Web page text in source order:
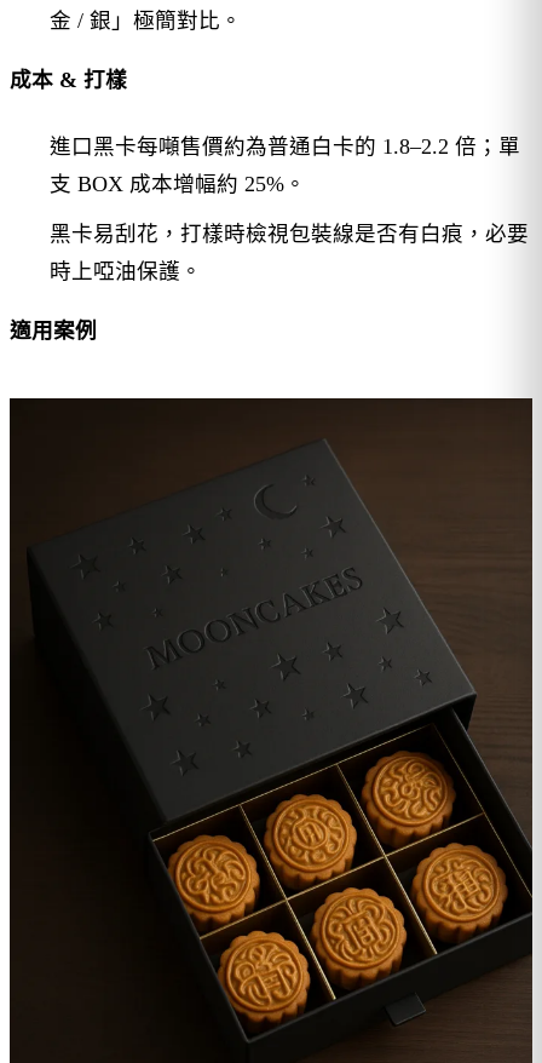
金 / 銀」極簡對比。
成本 & 打樣
進口黑卡每噸售價約為普通白卡的 1.8–2.2 倍；單
支 BOX 成本增幅約 25%。
黑卡易刮花，打樣時檢視包裝線是否有白痕，必要
時上啞油保護。
適用案例